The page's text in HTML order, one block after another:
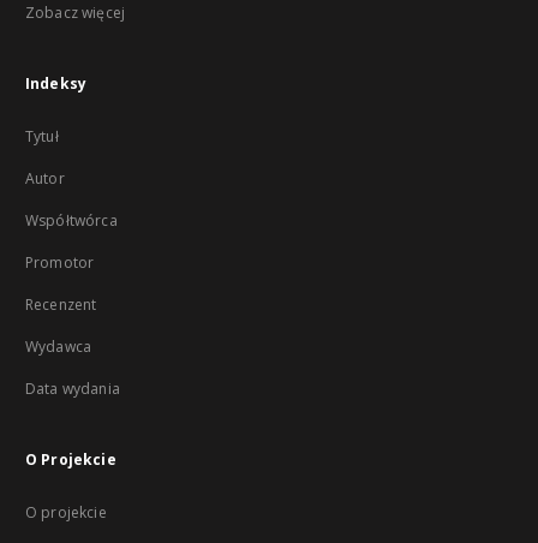
Zobacz więcej
Indeksy
Tytuł
Autor
Współtwórca
Promotor
Recenzent
Wydawca
Data wydania
O Projekcie
O projekcie